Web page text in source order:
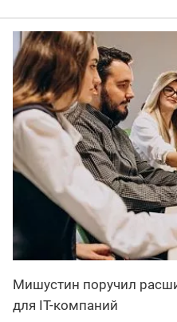
Мишустин поручил
для IT-компаний